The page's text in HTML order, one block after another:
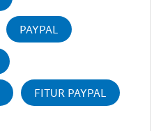
PAYPAL
FITUR PAYPAL